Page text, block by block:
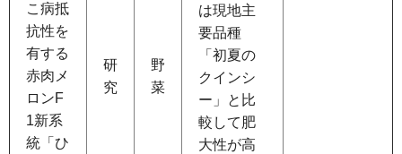
こ病抵
抗性を
有する
赤肉メ
ロンF
1新系
統「ひ
研
究
野
菜
は現地主
要品種
「初夏の
クインシ
ー」と比
較して肥
大性が高